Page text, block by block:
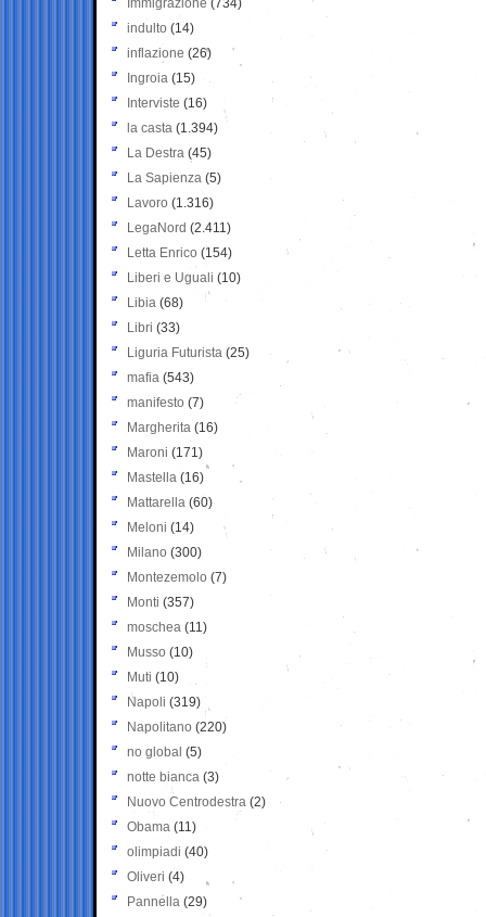
Immigrazione (734)
indulto (14)
inflazione (26)
Ingroia (15)
Interviste (16)
la casta (1.394)
La Destra (45)
La Sapienza (5)
Lavoro (1.316)
LegaNord (2.411)
Letta Enrico (154)
Liberi e Uguali (10)
Libia (68)
Libri (33)
Liguria Futurista (25)
mafia (543)
manifesto (7)
Margherita (16)
Maroni (171)
Mastella (16)
Mattarella (60)
Meloni (14)
Milano (300)
Montezemolo (7)
Monti (357)
moschea (11)
Musso (10)
Muti (10)
Napoli (319)
Napolitano (220)
no global (5)
notte bianca (3)
Nuovo Centrodestra (2)
Obama (11)
olimpiadi (40)
Oliveri (4)
Pannella (29)